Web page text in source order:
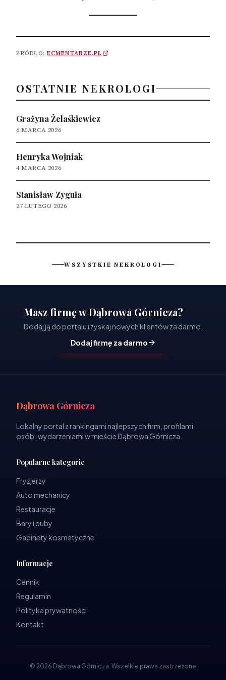
ŹRÓDŁO: ECMENTARZE.PL
OSTATNIE NEKROLOGI
Grażyna Żelaśkiewicz
6 MARCA 2026
Henryka Wojniak
4 MARCA 2026
Stanisław Zyguła
27 LUTEGO 2026
WSZYSTKIE NEKROLOGI
Masz firmę w Dąbrowa Górnicza?
Dodaj ją do portalu i zyskaj nowych klientów za darmo.
Dodaj firmę za darmo
Dąbrowa Górnicza
Lokalny portal z rankingami najlepszych firm, profilami
osób i wydarzeniami w mieście Dąbrowa Górnicza.
Popularne kategorie
Fryzjerzy
Auto mechanicy
Restauracje
Bary i puby
Gabinety kosmetyczne
Informacje
Cennik
Regulamin
Polityka prywatności
Kontakt
© 2026 Dąbrowa Górnicza. Wszelkie prawa zastrzeżone